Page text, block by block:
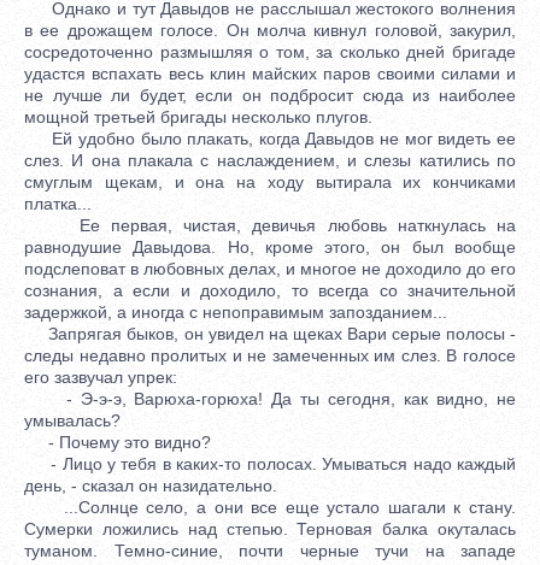
Однако и тут Давыдов не расслышал жестокого волнения
в ее дрожащем голосе. Он молча кивнул головой, закурил,
сосредоточенно размышляя о том, за сколько дней бригаде
удастся вспахать весь клин майских паров своими силами и
не лучше ли будет, если он подбросит сюда из наиболее
мощной третьей бригады несколько плугов.
Ей удобно было плакать, когда Давыдов не мог видеть ее
слез. И она плакала с наслаждением, и слезы катились по
смуглым щекам, и она на ходу вытирала их кончиками
платка...
Ее первая, чистая, девичья любовь наткнулась на
равнодушие Давыдова. Но, кроме этого, он был вообще
подслеповат в любовных делах, и многое не доходило до его
сознания, а если и доходило, то всегда со значительной
задержкой, а иногда с непоправимым запозданием...
Запрягая быков, он увидел на щеках Вари серые полосы -
следы недавно пролитых и не замеченных им слез. В голосе
его зазвучал упрек:
- Э-э-э, Варюха-горюха! Да ты сегодня, как видно, не
умывалась?
- Почему это видно?
- Лицо у тебя в каких-то полосах. Умываться надо каждый
день, - сказал он назидательно.
...Солнце село, а они все еще устало шагали к стану.
Сумерки ложились над степью. Терновая балка окуталась
туманом. Темно-синие, почти черные тучи на западе